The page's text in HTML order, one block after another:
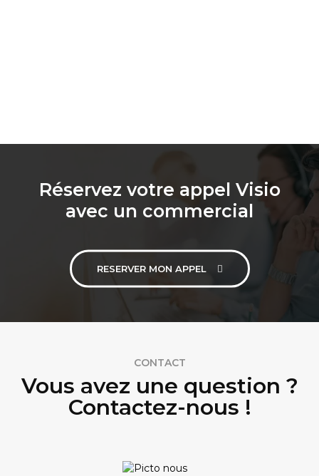
Réservez votre appel Visio
avec un commercial
RESERVER MON APPEL
CONTACT
Vous avez une question ?
Contactez-nous !